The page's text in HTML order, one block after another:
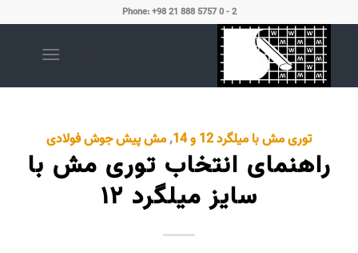
Phone: +98 21 888 5757 0 - 2
توری مش با میلگرد 12 و 14 ,مش پیش جوش فولادی
راهنمای انتخاب توری مش با
سایز میلگرد ۱۲